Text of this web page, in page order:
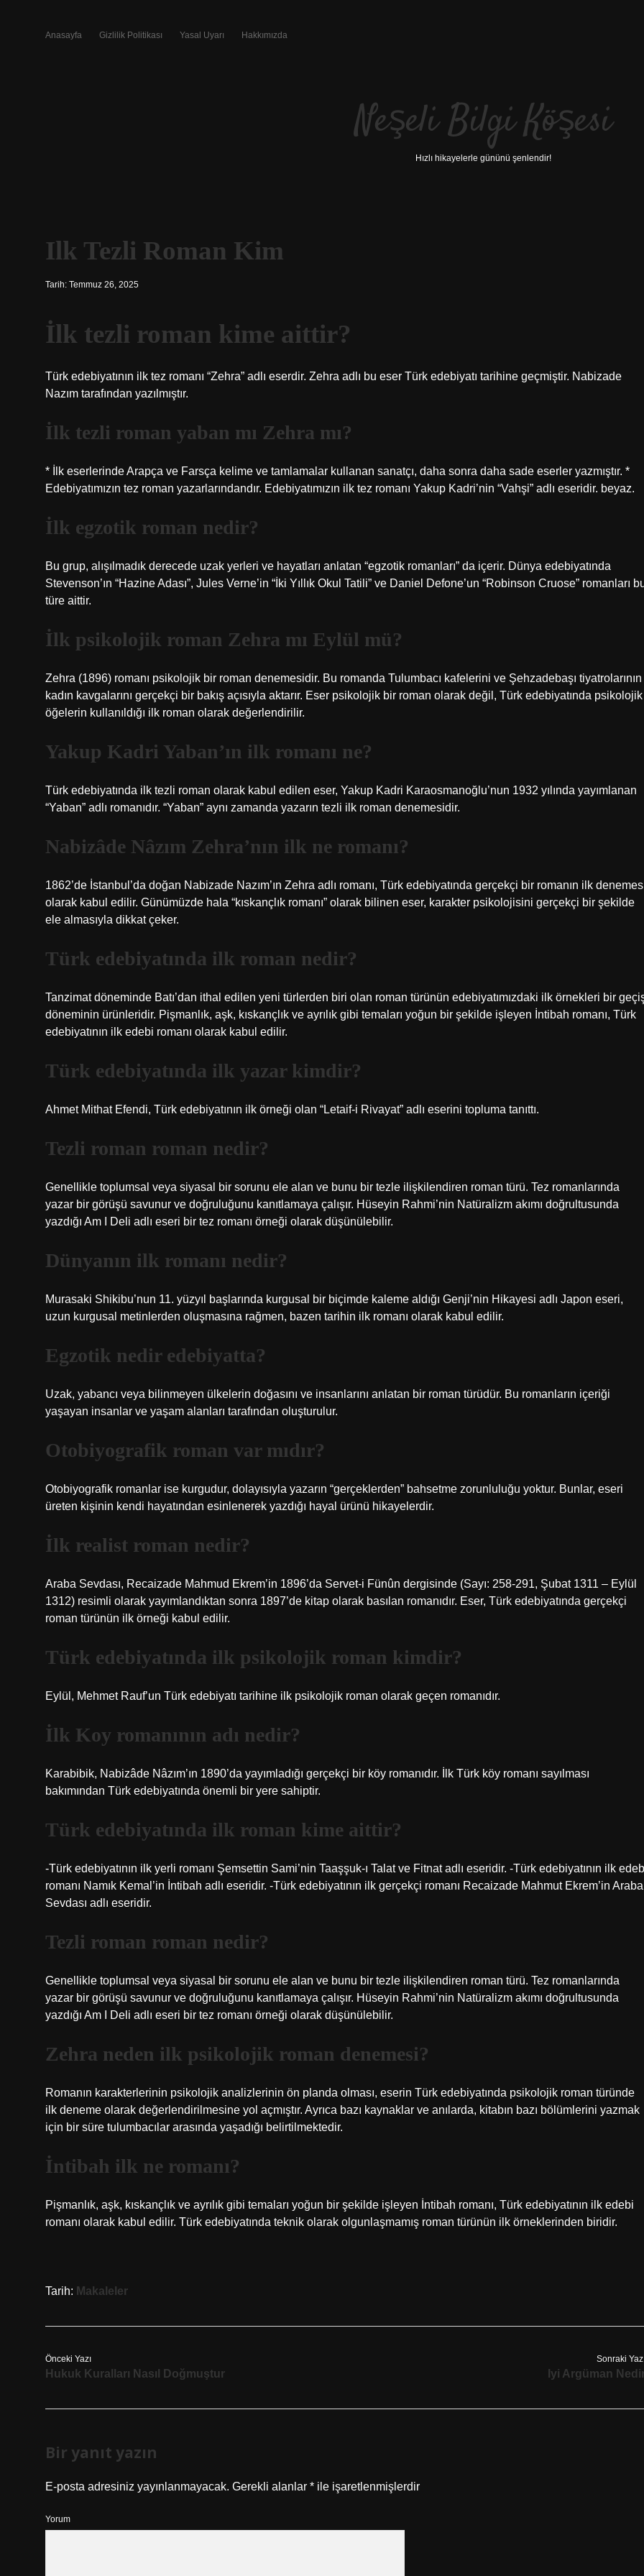
Anasayfa Gizlilik Politikası Yasal Uyarı Hakkımızda
Neşeli Bilgi Köşesi
Hızlı hikayelerle gününü şenlendir!
Ilk Tezli Roman Kim
Tarih: Temmuz 26, 2025
İlk tezli roman kime aittir?
Türk edebiyatının ilk tez romanı “Zehra” adlı eserdir. Zehra adlı bu eser Türk edebiyatı tarihine geçmiştir. Nabizade
Nazım tarafından yazılmıştır.
İlk tezli roman yaban mı Zehra mı?
* İlk eserlerinde Arapça ve Farsça kelime ve tamlamalar kullanan sanatçı, daha sonra daha sade eserler yazmıştır. *
Edebiyatımızın tez roman yazarlarındandır. Edebiyatımızın ilk tez romanı Yakup Kadri’nin “Vahşi” adlı eseridir. beyaz.
İlk egzotik roman nedir?
Bu grup, alışılmadık derecede uzak yerleri ve hayatları anlatan “egzotik romanları” da içerir. Dünya edebiyatında
Stevenson’ın “Hazine Adası”, Jules Verne’in “İki Yıllık Okul Tatili” ve Daniel Defone’un “Robinson Cruose” romanları
türe aittir.
İlk psikolojik roman Zehra mı Eylül mü?
Zehra (1896) romanı psikolojik bir roman denemesidir. Bu romanda Tulumbacı kafelerini ve Şehzadebaşı tiyatrolarının
kadın kavgalarını gerçekçi bir bakış açısıyla aktarır. Eser psikolojik bir roman olarak değil, Türk edebiyatında psikolojik
öğelerin kullanıldığı ilk roman olarak değerlendirilir.
Yakup Kadri Yaban’ın ilk romanı ne?
Türk edebiyatında ilk tezli roman olarak kabul edilen eser, Yakup Kadri Karaosmanoğlu’nun 1932 yılında yayımlanan
“Yaban” adlı romanıdır. “Yaban” aynı zamanda yazarın tezli ilk roman denemesidir.
Nabizâde Nâzım Zehra’nın ilk ne romanı?
1862’de İstanbul’da doğan Nabizade Nazım’ın Zehra adlı romanı, Türk edebiyatında gerçekçi bir romanın ilk
olarak kabul edilir. Günümüzde hala “kıskançlık romanı” olarak bilinen eser, karakter psikolojisini gerçekçi bir şekilde
ele almasıyla dikkat çeker.
Türk edebiyatında ilk roman nedir?
Tanzimat döneminde Batı’dan ithal edilen yeni türlerden biri olan roman türünün edebiyatımızdaki ilk örnekleri bir
döneminin ürünleridir. Pişmanlık, aşk, kıskançlık ve ayrılık gibi temaları yoğun bir şekilde işleyen İntibah romanı, Türk
edebiyatının ilk edebi romanı olarak kabul edilir.
Türk edebiyatında ilk yazar kimdir?
Ahmet Mithat Efendi, Türk edebiyatının ilk örneği olan “Letaif-i Rivayat” adlı eserini topluma tanıttı.
Tezli roman roman nedir?
Genellikle toplumsal veya siyasal bir sorunu ele alan ve bunu bir tezle ilişkilendiren roman türü. Tez romanlarında
yazar bir görüşü savunur ve doğruluğunu kanıtlamaya çalışır. Hüseyin Rahmi’nin Natüralizm akımı doğrultusunda
yazdığı Am I Deli adlı eseri bir tez romanı örneği olarak düşünülebilir.
Dünyanın ilk romanı nedir?
Murasaki Shikibu’nun 11. yüzyıl başlarında kurgusal bir biçimde kaleme aldığı Genji’nin Hikayesi adlı Japon eseri,
uzun kurgusal metinlerden oluşmasına rağmen, bazen tarihin ilk romanı olarak kabul edilir.
Egzotik nedir edebiyatta?
Uzak, yabancı veya bilinmeyen ülkelerin doğasını ve insanlarını anlatan bir roman türüdür. Bu romanların içeriği
yaşayan insanlar ve yaşam alanları tarafından oluşturulur.
Otobiyografik roman var mıdır?
Otobiyografik romanlar ise kurgudur, dolayısıyla yazarın “gerçeklerden” bahsetme zorunluluğu yoktur. Bunlar, eseri
üreten kişinin kendi hayatından esinlenerek yazdığı hayal ürünü hikayelerdir.
İlk realist roman nedir?
Araba Sevdası, Recaizade Mahmud Ekrem’in 1896’da Servet-i Fünûn dergisinde (Sayı: 258-291, Şubat 1311 – Eylül
1312) resimli olarak yayımlandıktan sonra 1897’de kitap olarak basılan romanıdır. Eser, Türk edebiyatında gerçekçi
roman türünün ilk örneği kabul edilir.
Türk edebiyatında ilk psikolojik roman kimdir?
Eylül, Mehmet Rauf’un Türk edebiyatı tarihine ilk psikolojik roman olarak geçen romanıdır.
İlk Koy romanının adı nedir?
Karabibik, Nabizâde Nâzım’ın 1890’da yayımladığı gerçekçi bir köy romanıdır. İlk Türk köy romanı sayılması
bakımından Türk edebiyatında önemli bir yere sahiptir.
Türk edebiyatında ilk roman kime aittir?
-Türk edebiyatının ilk yerli romanı Şemsettin Sami’nin Taaşşuk-ı Talat ve Fitnat adlı eseridir. -Türk edebiyatının ilk
romanı Namık Kemal’in İntibah adlı eseridir. -Türk edebiyatının ilk gerçekçi romanı Recaizade Mahmut Ekrem’in Araba
Sevdası adlı eseridir.
Tezli roman roman nedir?
Genellikle toplumsal veya siyasal bir sorunu ele alan ve bunu bir tezle ilişkilendiren roman türü. Tez romanlarında
yazar bir görüşü savunur ve doğruluğunu kanıtlamaya çalışır. Hüseyin Rahmi’nin Natüralizm akımı doğrultusunda
yazdığı Am I Deli adlı eseri bir tez romanı örneği olarak düşünülebilir.
Zehra neden ilk psikolojik roman denemesi?
Romanın karakterlerinin psikolojik analizlerinin ön planda olması, eserin Türk edebiyatında psikolojik roman türünde
ilk deneme olarak değerlendirilmesine yol açmıştır. Ayrıca bazı kaynaklar ve anılarda, kitabın bazı bölümlerini yazmak
için bir süre tulumbacılar arasında yaşadığı belirtilmektedir.
İntibah ilk ne romanı?
Pişmanlık, aşk, kıskançlık ve ayrılık gibi temaları yoğun bir şekilde işleyen İntibah romanı, Türk edebiyatının ilk edebi
romanı olarak kabul edilir. Türk edebiyatında teknik olarak olgunlaşmamış roman türünün ilk örneklerinden biridir.
Tarih: Makaleler
Önceki Yazı
Hukuk Kuralları Nasıl Doğmuştur
Sonraki
Iyi Argüman
Bir yanıt yazın
E-posta adresiniz yayınlanmayacak. Gerekli alanlar * ile işaretlenmişlerdir
Yorum